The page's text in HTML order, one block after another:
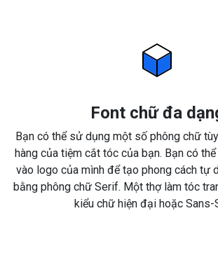
Font chữ đa
Bạn có thể sử dụng một số phông chữ
hàng của tiệm cắt tóc của bạn. Bạn có
vào logo của mình để tạo phong cách tự
bằng phông chữ Serif. Một thợ làm tóc
kiểu chữ hiện đại hoặc Sans-